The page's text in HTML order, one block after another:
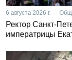
6 августа 2026 г. —
Ректор Санкт-
императрицы